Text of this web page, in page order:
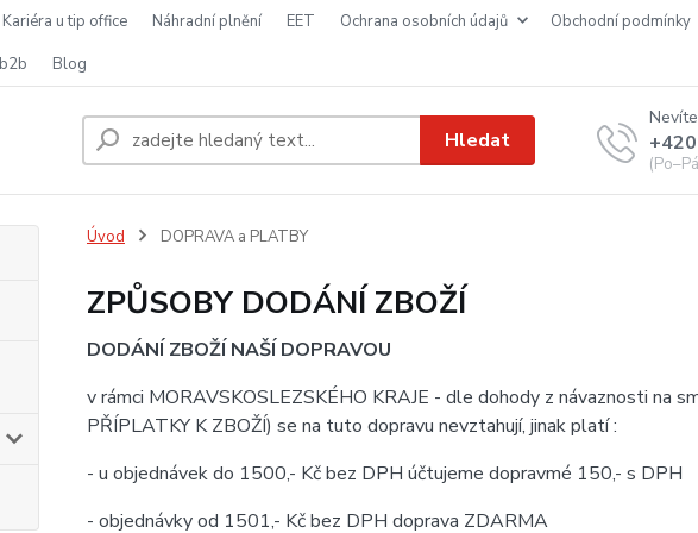
kariéra u tip office náhradní plnění EET ochrana osobních údajů
obchodní podmínky
blog
Hledat
Úvod DOPRAVA a PLATBY
ZPŮSOBY DODÁNÍ ZBOŽÍ
DODÁNÍ ZBOŽÍ NAŠÍ DOPRAVOU
v rámci MORAVSKOSLEZSKÉHO KRAJE - dle dohody z návaznosti
PŘÍPLATKY K ZBOŽÍ) se na tuto dopravu nevztahují, jinak platí :
- u objednávek do 1500,- Kč bez DPH účtujeme dopravmé 150,- s DPH
- objednávky od 1501,- Kč bez DPH doprava ZDARMA